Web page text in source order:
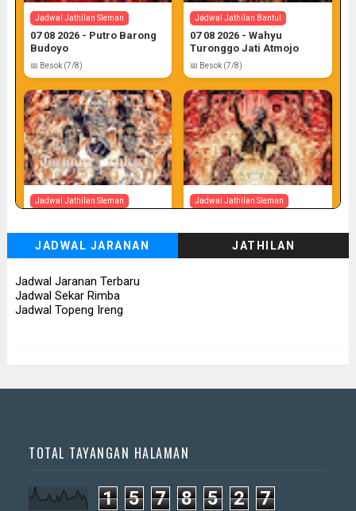
📅 Target: 6 (Post: 6/7)
Jadwal Jathilan Sleman
07 08 2026 - Putro Barong
Budoyo
📅 Besok (7/8)
Jadwal Jathilan Bantul
07 08 2026 - Wahyu
Turonggo Jati Atmojo
📅 Besok (7/8)
Jadwal Jathilan Sleman
📅 Besok (7/8)
Jadwal Jathilan Sleman
📅 Besok (7/8)
JADWAL JARANAN JATHILAN
Jadwal Jaranan Terbaru
Jadwal Sekar Rimba
Jadwal Topeng Ireng
TOTAL TAYANGAN HALAMAN
1 5 7 8 5 2 7